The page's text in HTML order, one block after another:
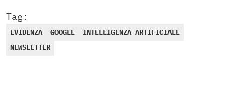
Tag:
EVIDENZA GOOGLE
INTELLIGENZA ARTIFICIALE
NEWSLETTER